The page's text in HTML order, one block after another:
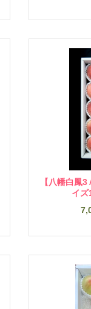
【八幡白鳳
イズ